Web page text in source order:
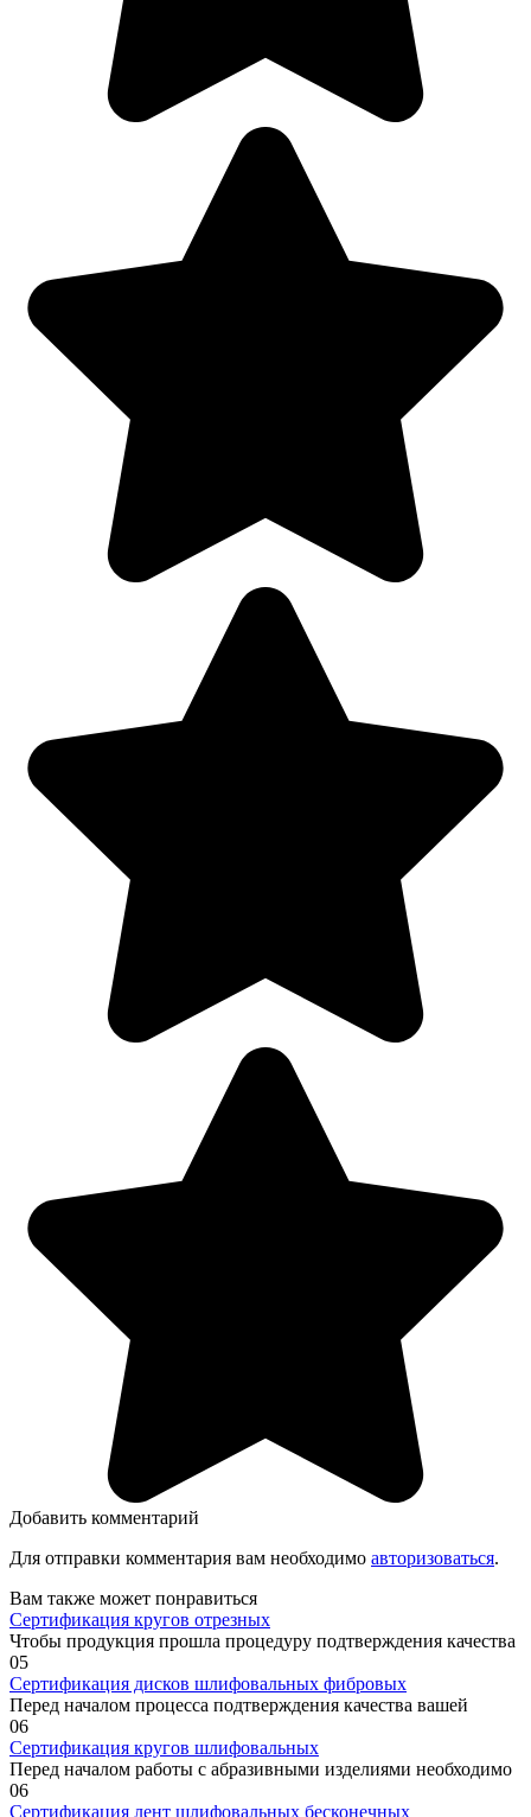
Добавить комментарий
Для отправки комментария вам необходимо авторизоваться.
Вам также может понравиться
Сертификация кругов отрезных
Чтобы продукция прошла процедуру подтверждения качества
05
Сертификация дисков шлифовальных фибровых
Перед началом процесса подтверждения качества вашей
06
Сертификация кругов шлифовальных
Перед началом работы с абразивными изделиями необходимо
06
Сертификация лент шлифовальных бесконечных